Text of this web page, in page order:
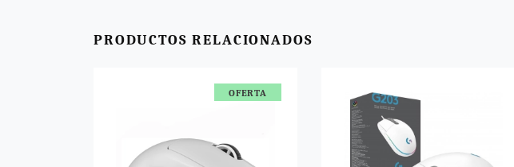
PRODUCTOS RELACIONADOS
OFERTA